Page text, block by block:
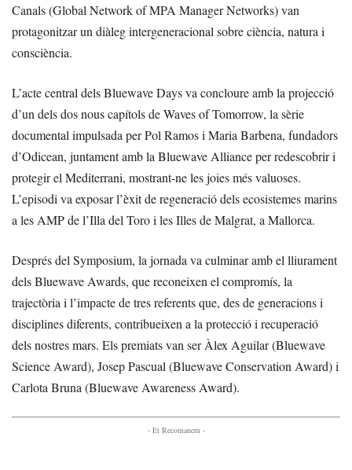
Canals (Global Network of MPA Manager Networks) van
protagonitzar un diàleg intergeneracional sobre ciència, natura i
consciència.
L’acte central dels Bluewave Days va concloure amb la projecció
d’un dels dos nous capítols de Waves of Tomorrow, la sèrie
documental impulsada per Pol Ramos i Maria Barbena, fundadors
d’Odicean, juntament amb la Bluewave Alliance per redescobrir i
protegir el Mediterrani, mostrant-ne les joies més valuoses.
L’episodi va exposar l’èxit de regeneració dels ecosistemes marins
a les AMP de l’Illa del Toro i les Illes de Malgrat, a Mallorca.
Després del Symposium, la jornada va culminar amb el lliurament
dels Bluewave Awards, que reconeixen el compromís, la
trajectòria i l’impacte de tres referents que, des de generacions i
disciplines diferents, contribueixen a la protecció i recuperació
dels nostres mars. Els premiats van ser Àlex Aguilar (Bluewave
Science Award), Josep Pascual (Bluewave Conservation Award) i
Carlota Bruna (Bluewave Awareness Award).
- Et Recomanem -